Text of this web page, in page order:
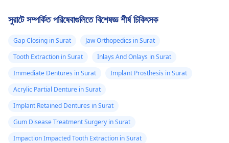
সুরাটে সম্পর্কিত পরিষেবাগুলিতে বিশেষজ্ঞ শীর্ষ চিকিৎসক
Gap Closing in Surat
Jaw Orthopedics in Surat
Tooth Extraction in Surat
Inlays And Onlays in Surat
Immediate Dentures in Surat
Implant Prosthesis in Surat
Acrylic Partial Denture in Surat
Implant Retained Dentures in Surat
Gum Disease Treatment Surgery in Surat
Impaction Impacted Tooth Extraction in Surat